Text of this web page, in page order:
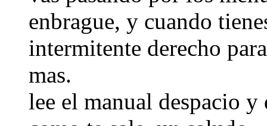
enbrague, y cuando
intermitente derecho
mas.
lee el manual despacio y